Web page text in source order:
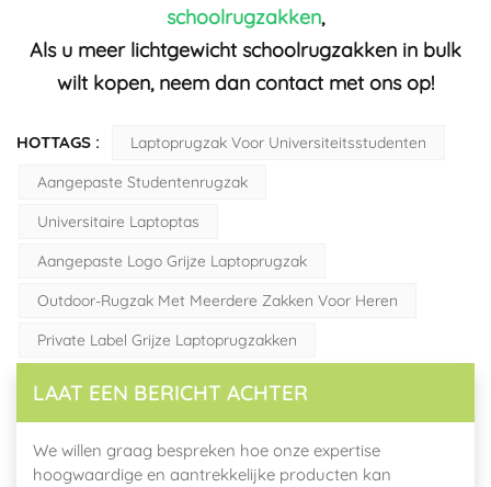
schoolrugzakken,
Als u meer lichtgewicht schoolrugzakken in bulk
wilt kopen, neem dan contact met ons op!
HOTTAGS :
Laptoprugzak Voor Universiteitsstudenten
Aangepaste Studentenrugzak
Universitaire Laptoptas
Aangepaste Logo Grijze Laptoprugzak
Outdoor-Rugzak Met Meerdere Zakken Voor Heren
Private Label Grijze Laptoprugzakken
LAAT EEN BERICHT ACHTER
We willen graag bespreken hoe onze expertise
hoogwaardige en aantrekkelijke producten kan